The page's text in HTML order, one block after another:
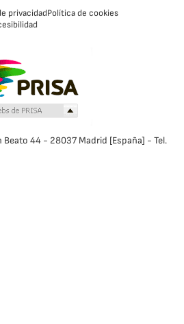
privacidadPolítica de cookies
Beato 44 - 28037 Madrid [España] - Tel.